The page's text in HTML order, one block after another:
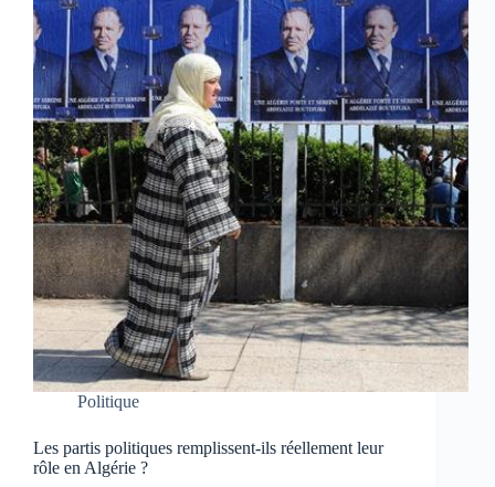
Politique
Les partis politiques remplissent-ils réellement leur
rôle en Algérie ?